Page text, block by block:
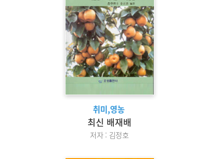
취미,영농
최신 배재배
저자 : 김정호